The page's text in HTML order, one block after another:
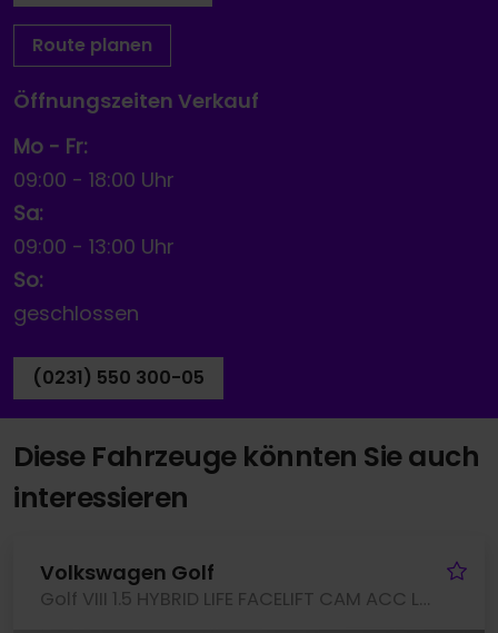
Route planen
Öffnungszeiten Verkauf
Mo - Fr:
09:00 - 18:00 Uhr
Sa:
09:00 - 13:00 Uhr
So:
geschlossen
(0231) 550 300-05
Diese Fahrzeuge könnten Sie auch
interessieren
Volkswagen Golf
Golf VIII 1.5 HYBRID LIFE FACELIFT CAM ACC LM17